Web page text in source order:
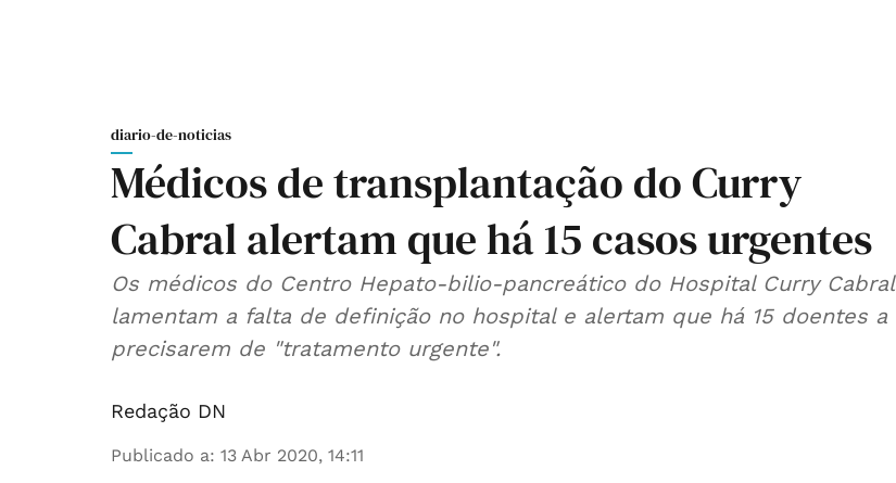
diario-de-noticias
Médicos de transplantação do Curry
Cabral alertam que há 15 casos urgentes
Os médicos do Centro Hepato-bilio-pancreático do Hospital Curry Cabral
lamentam a falta de definição no hospital e alertam que há 15 doentes a
precisarem de "tratamento urgente".
Redação DN
Publicado a: 13 Abr 2020, 14:11